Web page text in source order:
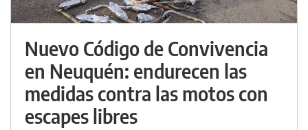
Nuevo Código de Convivencia
en Neuquén: endurecen las
medidas contra las motos con
escapes libres